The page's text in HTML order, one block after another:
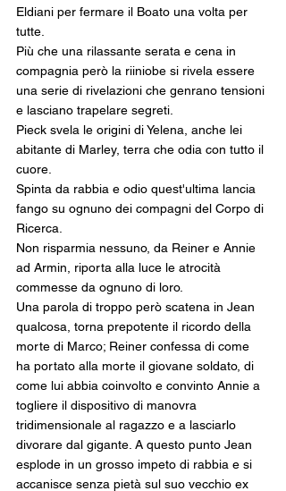
Eldiani per fermare il Boato una volta per
tutte.
Più che una rilassante serata e cena in
compagnia però la riiniobe si rivela essere
una serie di rivelazioni che genrano tensioni
e lasciano trapelare segreti.
Pieck svela le origini di Yelena, anche lei
abitante di Marley, terra che odia con tutto il
cuore.
Spinta da rabbia e odio quest'ultima lancia
fango su ognuno dei compagni del Corpo di
Ricerca.
Non risparmia nessuno, da Reiner e Annie
ad Armin, riporta alla luce le atrocità
commesse da ognuno di loro.
Una parola di troppo però scatena in Jean
qualcosa, torna prepotente il ricordo della
morte di Marco; Reiner confessa di come
ha portato alla morte il giovane soldato, di
come lui abbia coinvolto e convinto Annie a
togliere il dispositivo di manovra
tridimensionale al ragazzo e a lasciarlo
divorare dal gigante. A questo punto Jean
esplode in un grosso impeto di rabbia e si
accanisce senza pietà sul suo vecchio ex